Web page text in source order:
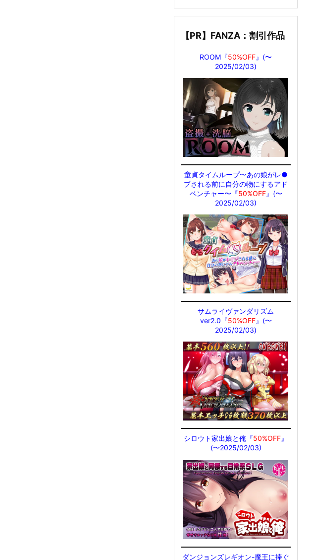
【PR】FANZA：割引作品
ROOM『50%OFF』(〜
2025/02/03)
童貞タイムループ〜あの娘がレ●
プされる前に自分の物にするアド
ベンチャー〜『50%OFF』(〜
2025/02/03)
サムライヴァンダリズム
ver2.0『50%OFF』(〜
2025/02/03)
シロウト家出娘と俺『50%OFF』
(〜2025/02/03)
ダンジョンズレギオン-魔王に捧ぐ